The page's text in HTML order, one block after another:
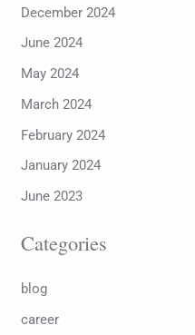
December 2024
June 2024
May 2024
March 2024
February 2024
January 2024
June 2023
Categories
blog
career